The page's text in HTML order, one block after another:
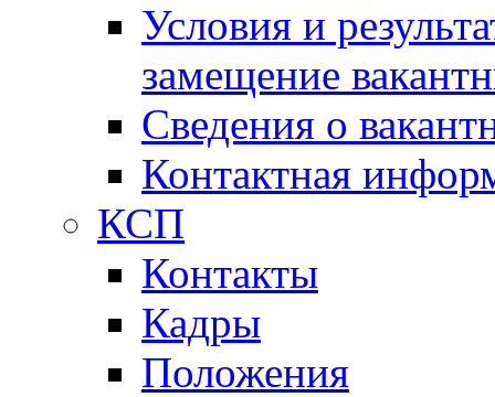
Условия и
замещение
Сведения о
Контактная
КСП
Контакты
Кадры
Положения